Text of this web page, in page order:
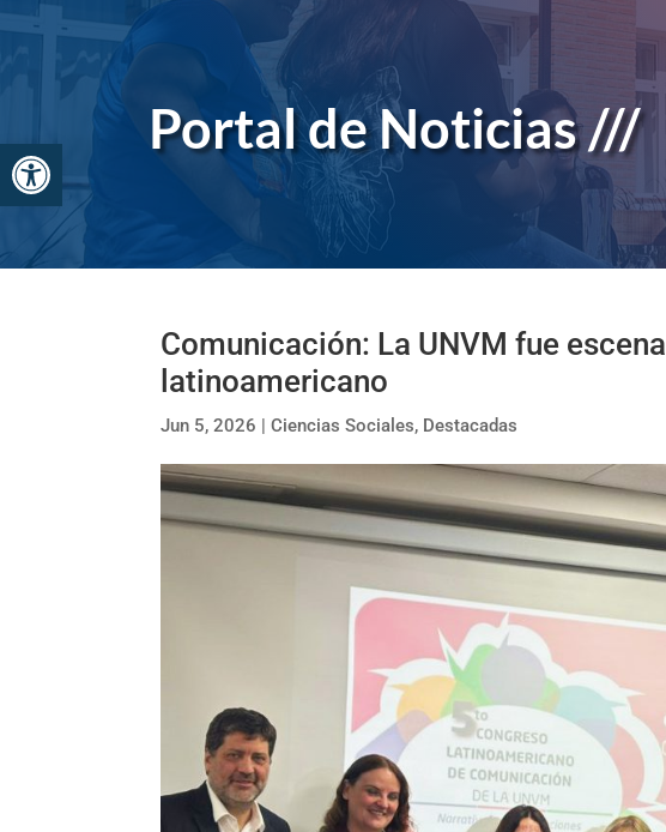
Abrir barra de herramientas
to
Portal de Noticias ///
Comunicación: La UNVM fue
latinoamericano
Jun 5, 2026 |Ciencias Sociales, Destacadas